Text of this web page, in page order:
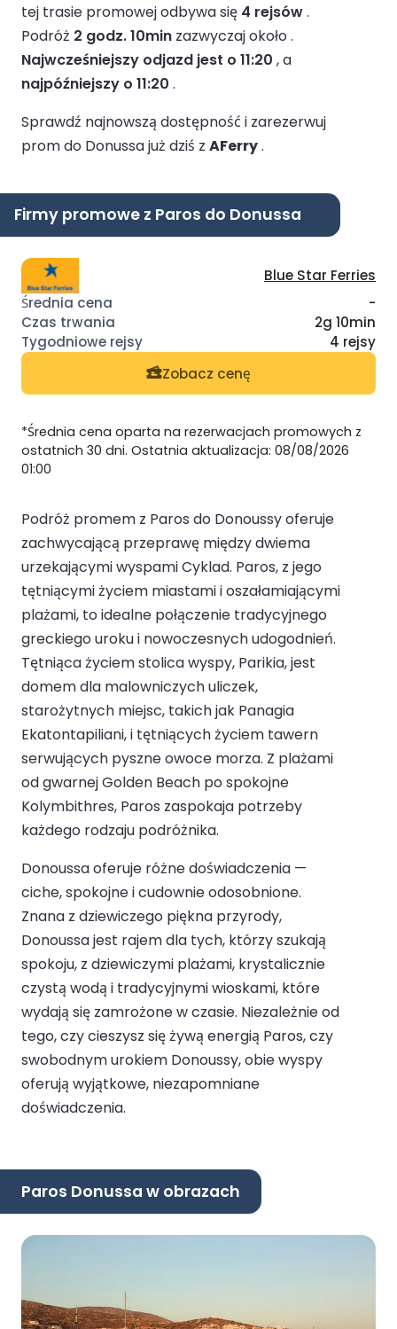
tej trasie promowej odbywa się 4 rejsów.
Podróż 2 godz. 10min zazwyczaj około .
Najwcześniejszy odjazd jest o 11:20 , a
najpóźniejszy o 11:20 .
Sprawdź najnowszą dostępność i zarezerwuj
prom do Donussa już dziś z AFerry.
Firmy promowe z Paros do Donussa
Blue Star Ferries
-
2g 10min
4 rejsy
Zobacz cenę
*Średnia cena oparta na rezerwacjach promowych z
ostatnich 30 dni. Ostatnia aktualizacja: 08/08/2026
01:00
Podróż promem z Paros do Donoussy oferuje
zachwycającą przeprawę między dwiema
urzekającymi wyspami Cyklad. Paros, z jego
tętniącymi życiem miastami i oszałamiającymi
plażami, to idealne połączenie tradycyjnego
greckiego uroku i nowoczesnych udogodnień.
Tętniąca życiem stolica wyspy, Parikia, jest
domem dla malowniczych uliczek,
starożytnych miejsc, takich jak Panagia
Ekatontapiliani, i tętniących życiem tawern
serwujących pyszne owoce morza. Z plażami
od gwarnej Golden Beach po spokojne
Kolymbithres, Paros zaspokaja potrzeby
każdego rodzaju podróżnika.
Donoussa oferuje różne doświadczenia —
ciche, spokojne i cudownie odosobnione.
Znana z dziewiczego piękna przyrody,
Donoussa jest rajem dla tych, którzy szukają
spokoju, z dziewiczymi plażami, krystalicznie
czystą wodą i tradycyjnymi wioskami, które
wydają się zamrożone w czasie. Niezależnie od
tego, czy cieszysz się żywą energią Paros, czy
swobodnym urokiem Donoussy, obie wyspy
oferują wyjątkowe, niezapomniane
doświadczenia.
Paros Donussa w obrazach